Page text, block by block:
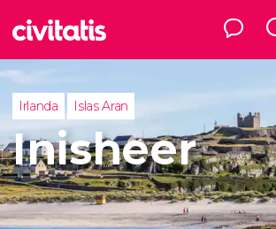
Irlanda Islas Aran
Inisheer